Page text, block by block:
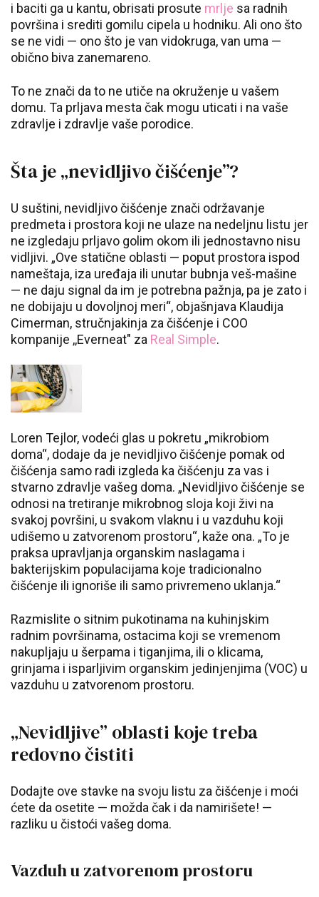
i baciti ga u kantu, obrisati prosute mrlje sa radnih
površina i srediti gomilu cipela u hodniku. Ali ono što
se ne vidi — ono što je van vidokruga, van uma —
obično biva zanemareno.
To ne znači da to ne utiče na okruženje u vašem
domu. Ta prljava mesta čak mogu uticati i na vaše
zdravlje i zdravlje vaše porodice.
Šta je „nevidljivo čišćenje”?
U suštini, nevidljivo čišćenje znači održavanje
predmeta i prostora koji ne ulaze na nedeljnu listu jer
ne izgledaju prljavo golim okom ili jednostavno nisu
vidljivi. „Ove statične oblasti — poput prostora ispod
nameštaja, iza uređaja ili unutar bubnja veš-mašine
— ne daju signal da im je potrebna pažnja, pa je zato i
ne dobijaju u dovoljnoj meri“, objašnjava Klaudija
Cimerman, stručnjakinja za čišćenje i COO
kompanije ,,Everneat" za Real Simple.
Loren Tejlor, vodeći glas u pokretu „mikrobiom
doma“, dodaje da je nevidljivo čišćenje pomak od
čišćenja samo radi izgleda ka čišćenju za vas i
stvarno zdravlje vašeg doma. „Nevidljivo čišćenje se
odnosi na tretiranje mikrobnog sloja koji živi na
svakoj površini, u svakom vlaknu i u vazduhu koji
udišemo u zatvorenom prostoru“, kaže ona. „To je
praksa upravljanja organskim naslagama i
bakterijskim populacijama koje tradicionalno
čišćenje ili ignoriše ili samo privremeno uklanja.“
Razmislite o sitnim pukotinama na kuhinjskim
radnim površinama, ostacima koji se vremenom
nakupljaju u šerpama i tiganjima, ili o klicama,
grinjama i isparljivim organskim jedinjenjima (VOC) u
vazduhu u zatvorenom prostoru.
„Nevidljive” oblasti koje treba
redovno čistiti
Dodajte ove stavke na svoju listu za čišćenje i moći
ćete da osetite — možda čak i da namirišete! —
razliku u čistoći vašeg doma.
Vazduh u zatvorenom prostoru